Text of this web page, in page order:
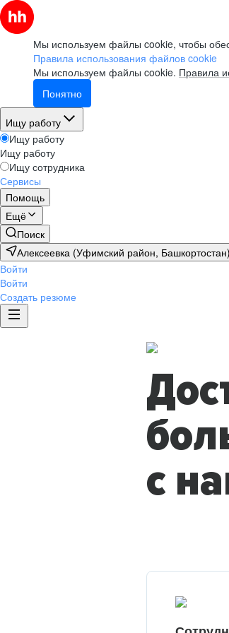
Мы используем файлы cookie, чтобы
Правила использования файлов cookie
Мы используем файлы cookie. Правила
Понятно
Ищу работу
Ищу работу
Ищу работу
Ищу сотрудника
Сервисы
Помощь
Ещё
Поиск
Алексеевка (Уфимский район, Башкортостан)
Войти
Войти
Создать резюме
с